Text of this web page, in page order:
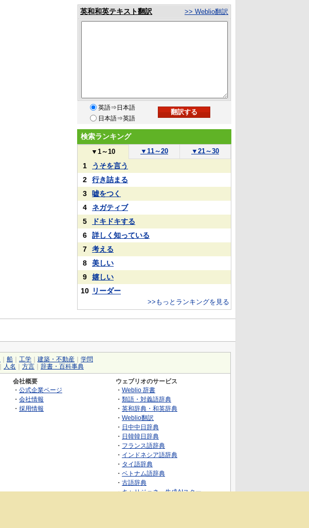
英和和英テキスト翻訳 >> Weblio翻訳
英語⇒日本語
日本語⇒英語
検索ランキング
▼ 1～10 ▼ 11～20 ▼ 21～30
1
うそを言う
2
行き詰まる
3
嘘をつく
4
ネガティブ
5
ドキドキする
6
詳しく知っている
7
考える
8
美しい
9
嬉しい
10 リーダー
>>もっとランキングを見る
船 工学 建築・不動産
学問
人名 方言 辞書・百科事典
会社概要
・ 公式企業ページ
・ 会社情報
・ 採用情報
ウェブリオのサービス
・ Weblio 辞書
・ 類語・対義語辞典
・ 英和辞典・和英辞典
・ Weblio翻訳
・ 日中中日辞典
・ 日韓韓日辞典
・ フランス語辞典
・ インドネシア語辞典
・ タイ語辞典
・ ベトナム語辞典
・ 古語辞典
・キャリジェネ～生成AIスクー